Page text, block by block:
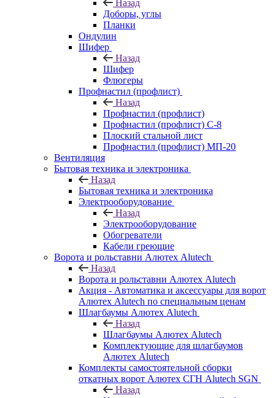
Назад
Доборы, углы
Планки
Ондулин
Шифер
Назад
Шифер
Флюгеры
Профнастил (профлист)
Назад
Профнастил (профлист)
Профнастил (профлист) С-8
Плоский стальной лист
Профнастил (профлист) МП-20
Вентиляция
Бытовая техника и электроника
Назад
Бытовая техника и электроника
Электрооборудование
Назад
Электрооборудование
Обогреватели
Кабели греющие
Ворота и рольставни Алютех Alutech
Назад
Ворота и рольставни Алютех Alutech
Акция - Автоматика и аксессуары для ворот
Алютех Alutech по специальным ценам
Шлагбаумы Алютех Alutech
Назад
Шлагбаумы Алютех Alutech
Комплектующие для шлагбаумов
Алютех Alutech
Комплекты самостоятельной сборки
откатных ворот Алютех СГН Alutech SGN
Назад